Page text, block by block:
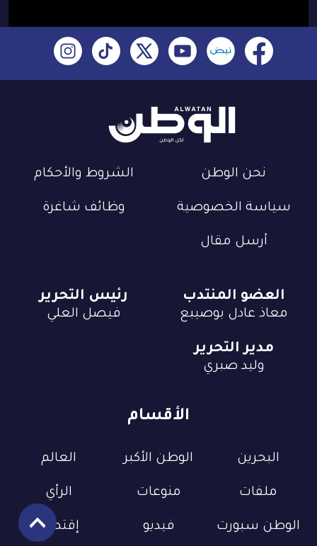
نحن الوطن الشروط والأحكام
سياسة الخصوصية وظائف شاغرة
أرسل مقال
الأقسام
البحرين الوطن الأكبر العالم
ملفات منوعات الرأي
الوطن سبورت فيديو إقتصاد
العضو المنتدب
معاذ عادل بوصيبع
رئيس التحرير
فيصل العلي
مدير التحرير
وليد صبري